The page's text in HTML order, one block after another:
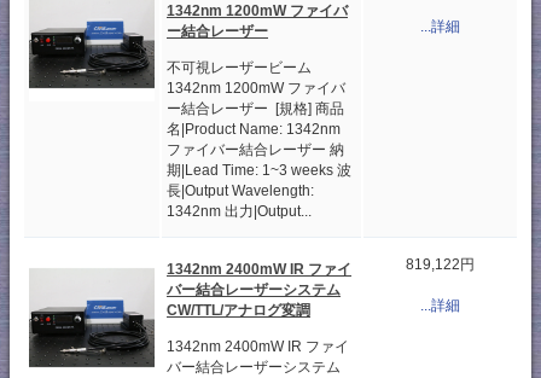
1342nm 1200mW ファイバ
ー結合レーザー
不可視レーザービーム
1342nm 1200mW ファイバ
ー結合レーザー [規格] 商品
名|Product Name: 1342nm
ファイバー結合レーザー 納
期|Lead Time: 1~3 weeks 波
長|Output Wavelength:
1342nm 出力|Output...
...詳細
1342nm 2400mW IR ファイ
バー結合レーザーシステム
CW/TTL/アナログ変調
1342nm 2400mW IR ファイ
バー結合レーザーシステム
819,122円
...詳細